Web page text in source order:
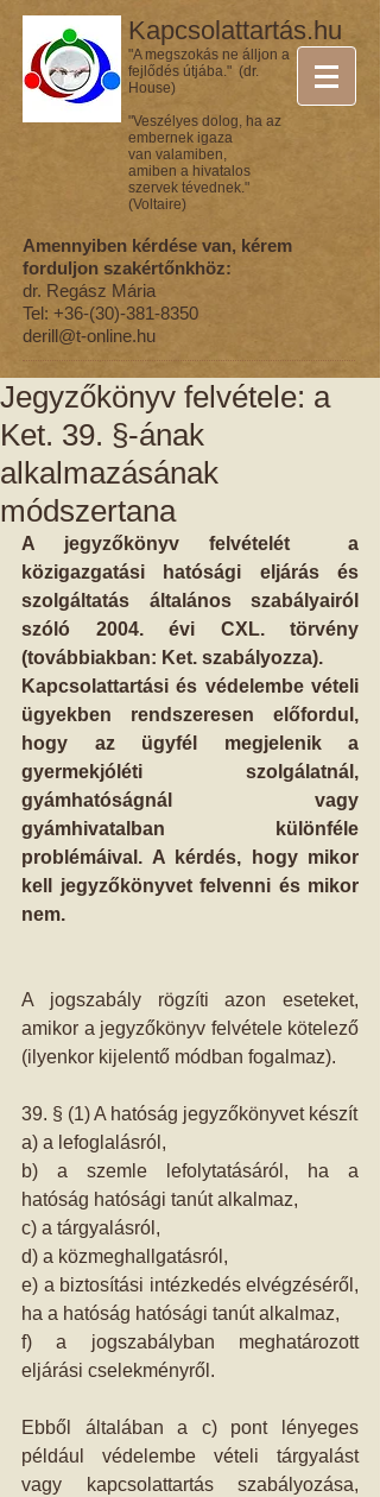
Kapcsolattartás.hu
"A megszokás ne álljon a
fejlődés útjába." (dr.
House)
"Veszélyes dolog, ha az
embernek igaza
van valamiben,
amiben a hivatalos
szervek tévednek."
(Voltaire)
Amennyiben kérdése van, kérem
forduljon szakértőnkhöz:
dr. Regász Mária
Tel: +36-(30)-381-8350
derill@t-online.hu
Jegyzőkönyv felvétele: a
Ket. 39. §-ának
alkalmazásának
módszertana
A jegyzőkönyv felvételét  a
közigazgatási hatósági eljárás és
szolgáltatás általános szabályairól
szóló 2004. évi CXL. törvény
(továbbiakban: Ket. szabályozza).
Kapcsolattartási és védelembe vételi
ügyekben rendszeresen előfordul,
hogy az ügyfél megjelenik a
gyermekjóléti szolgálatnál,
gyámhatóságnál vagy
gyámhivatalban különféle
problémáival. A kérdés, hogy mikor
kell jegyzőkönyvet felvenni és mikor
nem.
A jogszabály rögzíti azon eseteket,
amikor a jegyzőkönyv felvétele kötelező
(ilyenkor kijelentő módban fogalmaz).
39. § (1) A hatóság jegyzőkönyvet készít
a) a lefoglalásról,
b) a szemle lefolytatásáról, ha a
hatóság hatósági tanút alkalmaz,
c) a tárgyalásról,
d) a közmeghallgatásról,
e) a biztosítási intézkedés elvégzéséről,
ha a hatóság hatósági tanút alkalmaz,
f) a jogszabályban meghatározott
eljárási cselekményről.
Ebből általában a c) pont lényeges
például védelembe vételi tárgyalást
vagy kapcsolattartás szabályozása,